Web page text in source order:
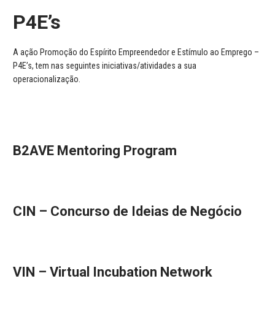
P4E’s
A ação Promoção do Espírito Empreendedor e Estímulo ao Emprego –
P4E’s, tem nas seguintes iniciativas/atividades a sua
operacionalização.
B2AVE Mentoring Program
CIN – Concurso de Ideias de Negócio
VIN – Virtual Incubation Network